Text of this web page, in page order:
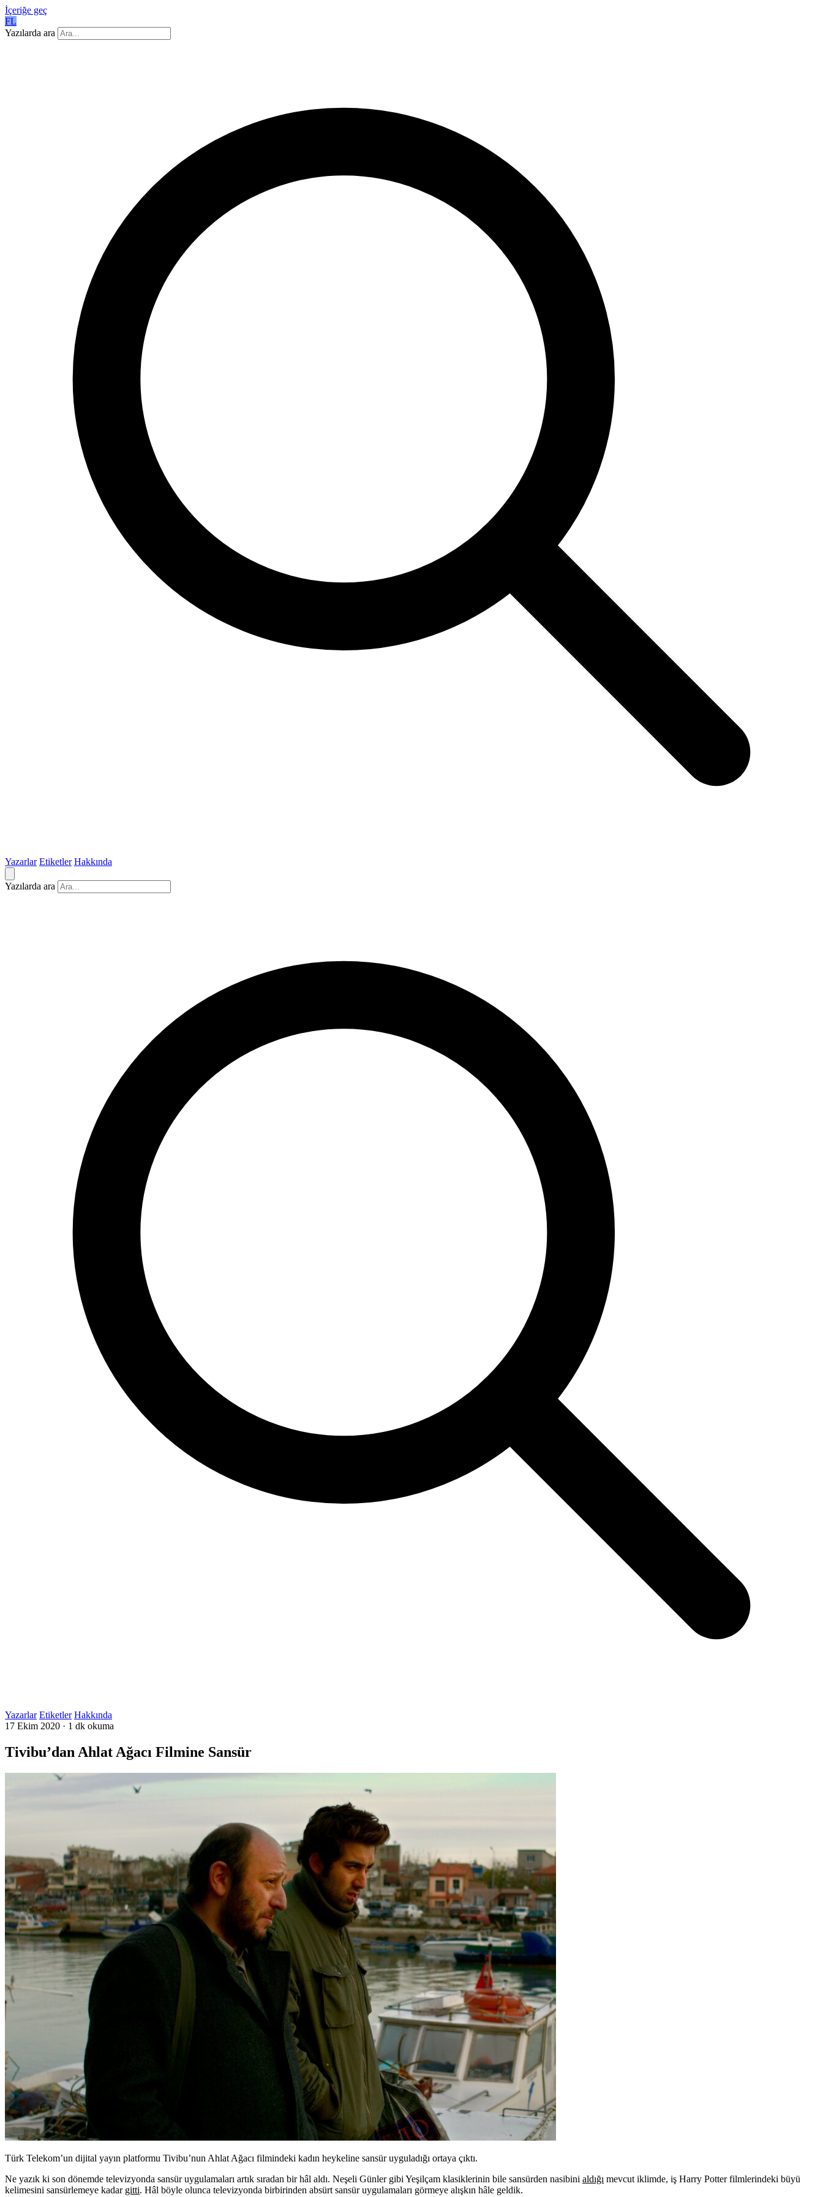
İçeriğe geç
FL
Yazılarda ara
Yazarlar Etiketler Hakkında
Yazılarda ara
Yazarlar Etiketler Hakkında
17 Ekim 2020 · 1 dk okuma
Tivibu’dan Ahlat Ağacı Filmine Sansür
Türk Telekom’un dijital yayın platformu Tivibu’nun Ahlat Ağacı filmindeki kadın heykeline sansür uyguladığı ortaya çıktı.
Ne yazık ki son dönemde televizyonda sansür uygulamaları artık sıradan bir hâl aldı. Neşeli Günler gibi Yeşilçam klasiklerinin bile sansürden nasibini aldığı mevcut iklimde, iş Harry Potter filmlerindeki büyü
kelimesini sansürlemeye kadar gitti. Hâl böyle olunca televizyonda birbirinden absürt sansür uygulamaları görmeye alışkın hâle geldik.